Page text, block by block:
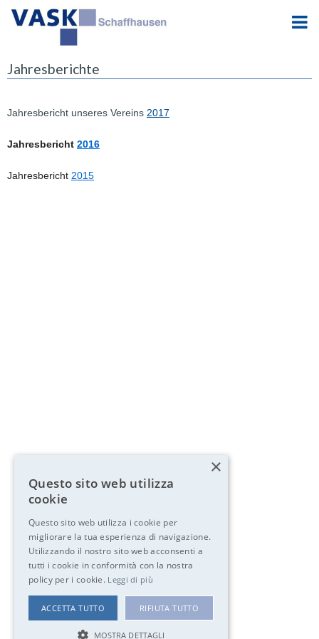
Jahresberichte
Jahresbericht unseres Vereins 2017
Jahresbericht 2016
Jahresbericht 2015
×
Questo sito web utilizza
cookie
Questo sito web utilizza i cookie per
migliorare la tua esperienza di navigazione.
Utilizzando il nostro sito web acconsenti a
tutti i cookie in conformità con la nostra
policy per i cookie. Leggi di più
ACCETTA TUTTO RIFIUTA TUTTO
MOSTRA DETTAGLI